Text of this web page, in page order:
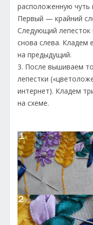
расположенную чуть
Первый — крайний
Следующий лепесток
снова слева. Кладем
на предыдущий.
3. После вышиваем
лепестки
интернет). Кладем
на схеме.